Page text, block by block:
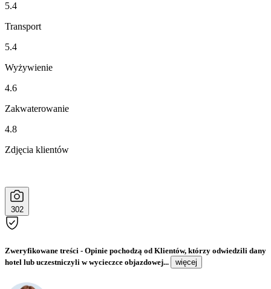
5.4
Transport
5.4
Wyżywienie
4.6
Zakwaterowanie
4.8
Zdjęcia klientów
302
Zweryfikowane treści - Opinie pochodzą od Klientów, którzy odwiedzili dany
hotel lub uczestniczyli w wycieczce objazdowej...
więcej